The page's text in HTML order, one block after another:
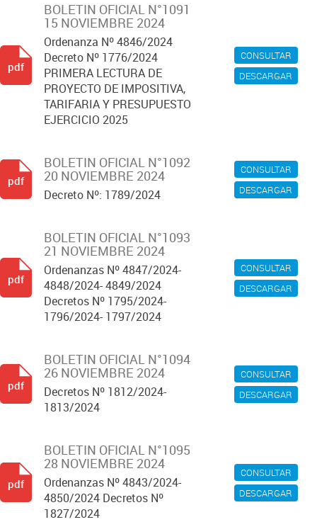
CONSULTAR
DESCARGAR
BOLETIN OFICIAL N°1091
15 NOVIEMBRE 2024
Ordenanza Nº 4846/2024
Decreto Nº 1776/2024
PRIMERA LECTURA DE
PROYECTO DE IMPOSITIVA,
TARIFARIA Y PRESUPUESTO
EJERCICIO 2025
pdf
CONSULTAR
DESCARGAR
BOLETIN OFICIAL N°1092
20 NOVIEMBRE 2024
Decreto Nº: 1789/2024
pdf
CONSULTAR
DESCARGAR
BOLETIN OFICIAL N°1093
21 NOVIEMBRE 2024
Ordenanzas Nº 4847/2024-
4848/2024- 4849/2024
Decretos Nº 1795/2024-
1796/2024- 1797/2024
pdf
CONSULTAR
DESCARGAR
BOLETIN OFICIAL N°1094
26 NOVIEMBRE 2024
Decretos Nº 1812/2024-
1813/2024
pdf
CONSULTAR
DESCARGAR
BOLETIN OFICIAL N°1095
28 NOVIEMBRE 2024
Ordenanzas Nº 4843/2024-
4850/2024 Decretos Nº
1827/2024
pdf